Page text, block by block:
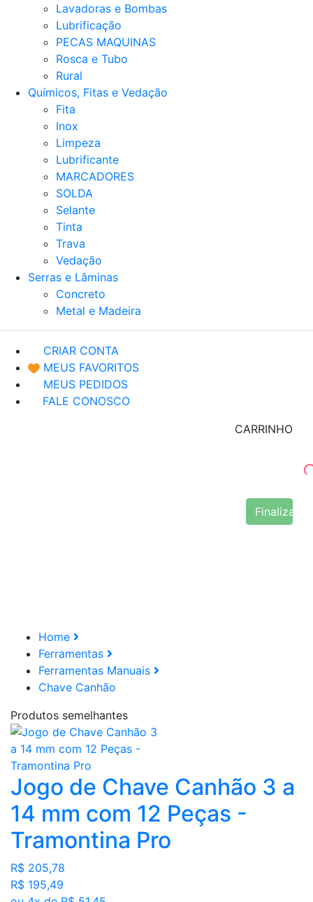
Lavadoras e Bombas
Lubrificação
PECAS MAQUINAS
Rosca e Tubo
Rural
Químicos, Fitas e Vedação
Fita
Inox
Limpeza
Lubrificante
MARCADORES
SOLDA
Selante
Tinta
Trava
Vedação
Serras e Lâminas
Concreto
Metal e Madeira
CRIAR CONTA
MEUS FAVORITOS
MEUS PEDIDOS
FALE CONOSCO
CARRINHO
Finalizar
Home
Ferramentas
Ferramentas Manuais
Chave Canhão
Produtos semelhantes
Jogo de Chave Canhão 3 a
14 mm com 12 Peças -
Tramontina Pro
R$ 205,78
R$ 195,49